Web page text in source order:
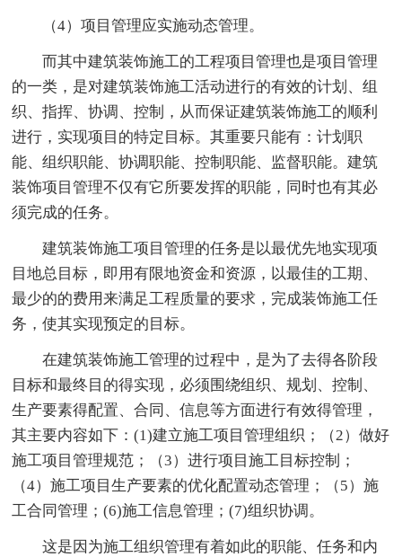
（4）项目管理应实施动态管理。
而其中建筑装饰施工的工程项目管理也是项目管理
的一类，是对建筑装饰施工活动进行的有效的计划、组
织、指挥、协调、控制，从而保证建筑装饰施工的顺利
进行，实现项目的特定目标。其重要只能有：计划职
能、组织职能、协调职能、控制职能、监督职能。建筑
装饰项目管理不仅有它所要发挥的职能，同时也有其必
须完成的任务。
建筑装饰施工项目管理的任务是以最优先地实现项
目地总目标，即用有限地资金和资源，以最佳的工期、
最少的的费用来满足工程质量的要求，完成装饰施工任
务，使其实现预定的目标。
在建筑装饰施工管理的过程中，是为了去得各阶段
目标和最终目的得实现，必须围绕组织、规划、控制、
生产要素得配置、合同、信息等方面进行有效得管理，
其主要内容如下：(1)建立施工项目管理组织；（2）做好
施工项目管理规范；（3）进行项目施工目标控制；
（4）施工项目生产要素的优化配置动态管理；（5）施
工合同管理；(6)施工信息管理；(7)组织协调。
这是因为施工组织管理有着如此的职能、任务和内